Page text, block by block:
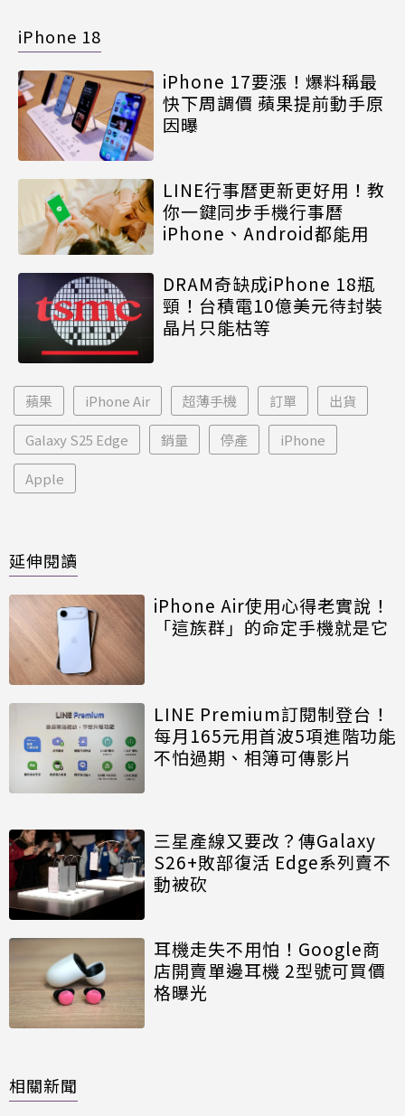
iPhone 18
iPhone 17要漲！爆料稱最
快下周調價 蘋果提前動手原
因曝
LINE行事曆更新更好用！教
你一鍵同步手機行事曆
iPhone、Android都能用
DRAM奇缺成iPhone 18瓶
頸！台積電10億美元待封裝
晶片只能枯等
蘋果 iPhone Air 超薄手機 訂單 出貨
Galaxy S25 Edge 銷量 停產 iPhone
Apple
延伸閱讀
iPhone Air使用心得老實說！
「這族群」的命定手機就是它
LINE Premium訂閱制登台！
每月165元用首波5項進階功能
不怕過期、相簿可傳影片
三星產線又要改？傳Galaxy
S26+敗部復活 Edge系列賣不
動被砍
耳機走失不用怕！Google商
店開賣單邊耳機 2型號可買價
格曝光
相關新聞